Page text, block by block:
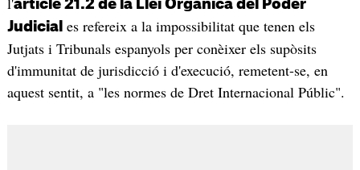
article 21.2 de la Llei Orgànica del Poder
Judicial es refereix a la impossibilitat que tenen els
Jutjats i Tribunals espanyols per conèixer els supòsits
d'immunitat de jurisdicció i d'execució, remetent-se, en
aquest sentit, a "les normes de Dret Internacional Públic".